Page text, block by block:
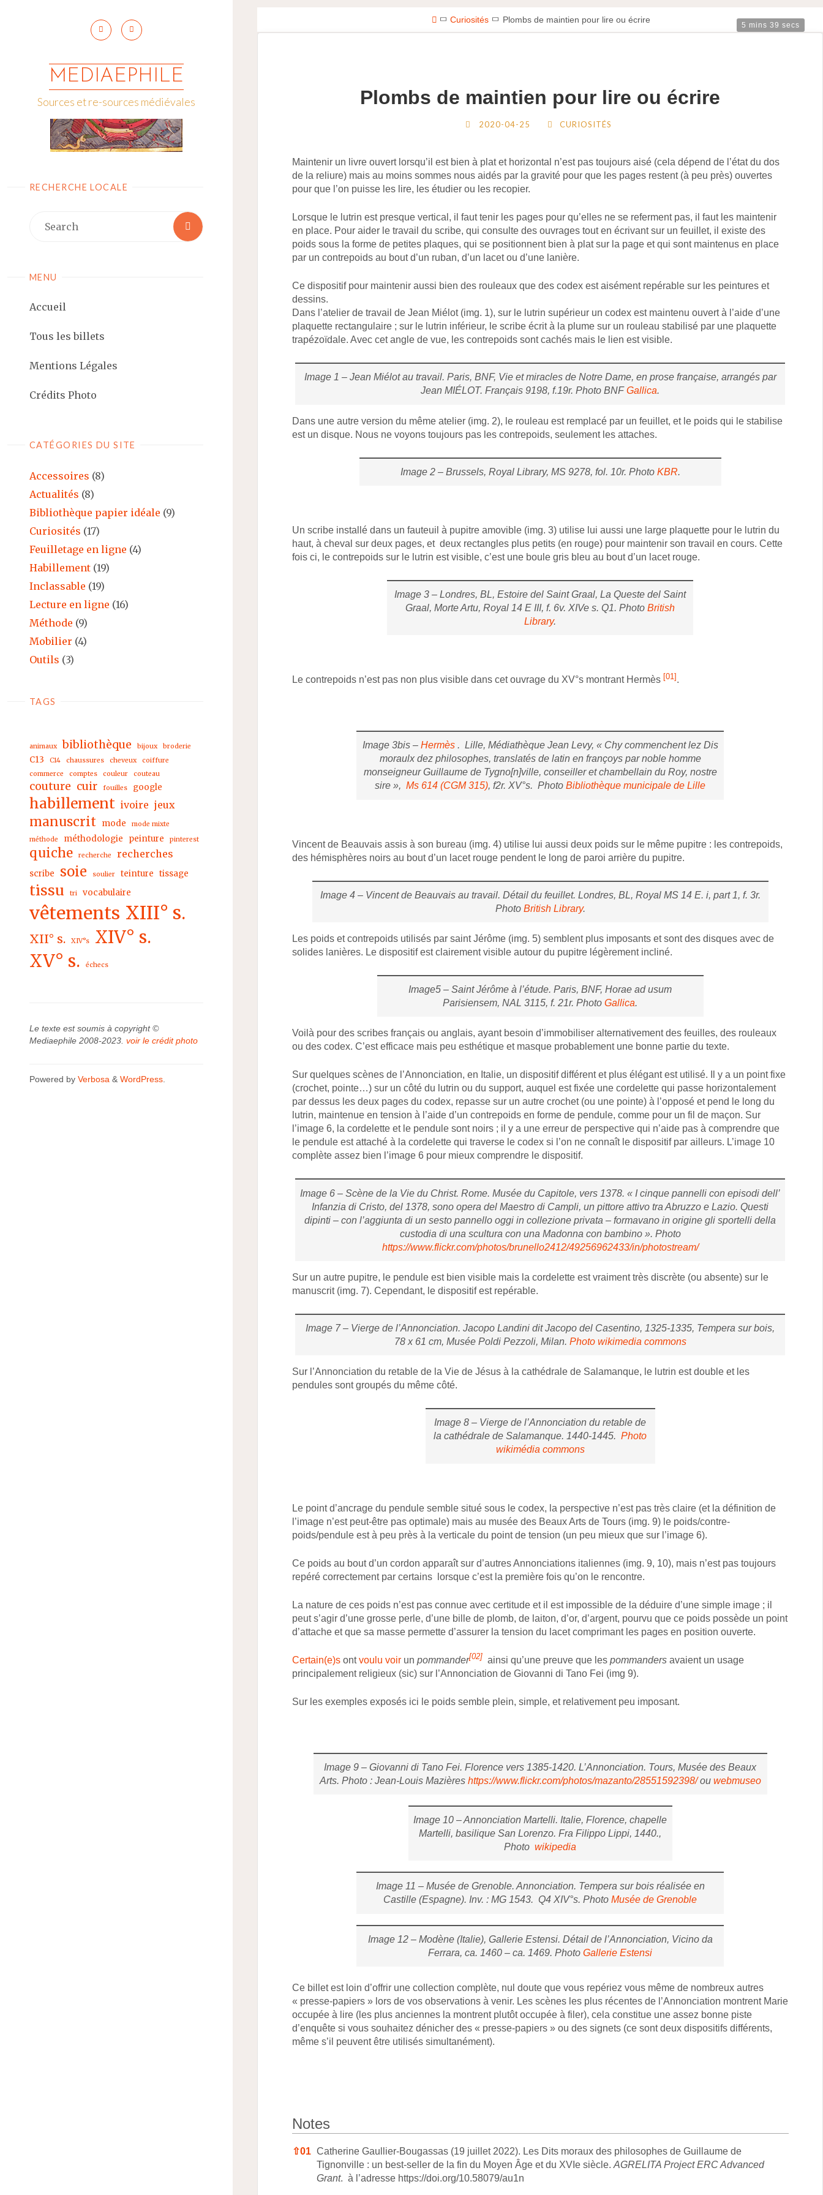
5 mins 39 secs
MEDIAEPHILE
Sources et re-sources médiévales
RECHERCHE LOCALE
for:
Search
MENU
Accueil
Tous les billets
Mentions Légales
Crédits Photo
CATÉGORIES DU SITE
Accessoires (8)
Actualités (8)
Bibliothèque papier idéale (9)
Curiosités (17)
Feuilletage en ligne (4)
Habillement (19)
Inclassable (19)
Lecture en ligne (16)
Méthode (9)
Mobilier (4)
Outils (3)
TAGS
animaux bibliothèque bijoux broderie
C13 C14 chaussures cheveux
coiffure
commerce
comptes couleur couteau
couture cuir fouilles google
habillement ivoire jeux
manuscrit mode
mode mixte
méthode
méthodologie peinture pinterest
quiche recherche recherches
scribe soie soulier teinture tissage
tissu tri vocabulaire
vêtements XIII° s.
XII° s. XIV°s
XIV° s.
XV° s.
échecs
Le texte est soumis à copyright ©
Mediaephile 2008-2023. voir le crédit photo
Powered by Verbosa & WordPress
HomeCuriosités Plombs de maintien pour lire ou écrire
Plombs de maintien pour lire ou écrire
2020-04-25 CURIOSITÉS
Maintenir un livre ouvert lorsqu’il est bien à plat et horizontal n’est pas toujours aisé (cela dépend de l’état du dos
de la reliure) mais au moins sommes nous aidés par la gravité pour que les pages restent (à peu près) ouvertes
pour que l’on puisse les lire, les étudier ou les recopier.
Lorsque le lutrin est presque vertical, il faut tenir les pages pour qu’elles ne se referment pas, il faut les maintenir
en place. Pour aider le travail du scribe, qui consulte des ouvrages tout en écrivant sur un feuillet, il existe des
poids sous la forme de petites plaques, qui se positionnent bien à plat sur la page et qui sont maintenus en place
par un contrepoids au bout d’un ruban, d’un lacet ou d’une lanière.
Ce dispositif pour maintenir aussi bien des rouleaux que des codex est aisément repérable sur les peintures et
dessins.
Dans l’atelier de travail de Jean Miélot (img. 1), sur le lutrin supérieur un codex est maintenu ouvert à l’aide d’une
plaquette rectangulaire ; sur le lutrin inférieur, le scribe écrit à la plume sur un rouleau stabilisé par une plaquette
trapézoïdale. Avec cet angle de vue, les contrepoids sont cachés mais le lien est visible.
Image 1 – Jean Miélot au travail. Paris, BNF, Vie et miracles de Notre Dame, en prose française, arrangés par
Jean MIÉLOT. Français 9198, f.19r. Photo BNFGallica.
Dans une autre version du même atelier (img. 2), le rouleau est remplacé par un feuillet, et le poids qui le stabilise
est un disque. Nous ne voyons toujours pas les contrepoids, seulement les attaches.
Image 2 – Brussels, Royal Library, MS 9278, fol. 10r. Photo KBR.
Un scribe installé dans un fauteuil à pupitre amovible (img. 3) utilise lui aussi une large plaquette pour le lutrin du
haut, à cheval sur deux pages, et deux rectangles plus petits (en rouge) pour maintenir son travail en cours. Cette
fois ci, le contrepoids sur le lutrin est visible, c’est une boule gris bleu au bout d’un lacet rouge.
Image 3 – Londres, BL, Estoire del Saint Graal, La Queste del Saint
Graal, Morte Artu, Royal 14 E III, f. 6v. XIVe s. Q1. Photo British
Library.
Le contrepoids n’est pas non plus visible dans cet ouvrage du XV°s montrant Hermès [01].
Image 3bis –Hermès. Lille, Médiathèque Jean Levy, « Chy commenchent lez Dis
moraulx dez philosophes, translatés de latin en françoys par noble homme
monseigneur Guillaume de Tygno[n]ville, conseiller et chambellain du Roy, nostre
sire »,Ms 614 (CGM 315), f2r. XV°s. PhotoBibliothèque municipale de Lille
Vincent de Beauvais assis à son bureau (img. 4) utilise lui aussi deux poids sur le même pupitre : les contrepoids,
des hémisphères noirs au bout d’un lacet rouge pendent le long de paroi arrière du pupitre.
Image 4 – Vincent de Beauvais au travail. Détail du feuillet. Londres, BL, Royal MS 14 E. i, part 1, f. 3r.
PhotoBritish Library.
Les poids et contrepoids utilisés par saint Jérôme (img. 5) semblent plus imposants et sont des disques avec de
solides lanières. Le dispositif est clairement visible autour du pupitre légèrement incliné.
Image5 – Saint Jérôme à l’étude. Paris, BNF, Horae ad usum
Parisiensem, NAL 3115, f. 21r. PhotoGallica.
Voilà pour des scribes français ou anglais, ayant besoin d’immobiliser alternativement des feuilles, des rouleaux
ou des codex. C’est efficace mais peu esthétique et masque probablement une bonne partie du texte.
Sur quelques scènes de l’Annonciation, en Italie, un dispositif différent et plus élégant est utilisé. Il y a un point fixe
(crochet, pointe…) sur un côté du lutrin ou du support, auquel est fixée une cordelette qui passe horizontalement
par dessus les deux pages du codex, repasse sur un autre crochet (ou une pointe) à l’opposé et pend le long du
lutrin, maintenue en tension à l’aide d’un contrepoids en forme de pendule, comme pour un fil de maçon. Sur
l’image 6, la cordelette et le pendule sont noirs ; il y a une erreur de perspective qui n’aide pas à comprendre que
le pendule est attaché à la cordelette qui traverse le codex si l’on ne connaît le dispositif par ailleurs. L’image 10
complète assez bien l’image 6 pour mieux comprendre le dispositif.
Image 6 – Scène de la Vie du Christ. Rome. Musée du Capitole, vers 1378. « I cinque pannelli con episodi dell’
Infanzia di Cristo, del 1378, sono opera del Maestro di Campli, un pittore attivo tra Abruzzo e Lazio. Questi
dipinti – con l’aggiunta di un sesto pannello oggi in collezione privata – formavano in origine gli sportelli della
custodia di una scultura con una Madonna con bambino ». Photo
https://www.flickr.com/photos/brunello2412/49256962433/in/photostream/
Sur un autre pupitre, le pendule est bien visible mais la cordelette est vraiment très discrète (ou absente) sur le
manuscrit (img. 7). Cependant, le dispositif est repérable.
Image 7 – Vierge de l’Annonciation. Jacopo Landini dit Jacopo del Casentino, 1325-1335, Tempera sur bois,
78 x 61 cm, Musée Poldi Pezzoli, Milan. Photo wikimedia commons
Sur l’Annonciation du retable de la Vie de Jésus à la cathédrale de Salamanque, le lutrin est double et les
pendules sont groupés du même côté.
Image 8 – Vierge de l’Annonciation du retable de
la cathédrale de Salamanque. 1440-1445.Photo
wikimédia commons
Le point d’ancrage du pendule semble situé sous le codex, la perspective n’est pas très claire (et la définition de
l’image n’est peut-être pas optimale) mais au musée des Beaux Arts de Tours (img. 9) le poids/contre-
poids/pendule est à peu près à la verticale du point de tension (un peu mieux que sur l’image 6).
Ce poids au bout d’un cordon apparaît sur d’autres Annonciations italiennes (img. 9, 10), mais n’est pas toujours
repéré correctement par certains lorsque c’est la première fois qu’on le rencontre.
La nature de ces poids n’est pas connue avec certitude et il est impossible de la déduire d’une simple image ; il
peut s’agir d’une grosse perle, d’une bille de plomb, de laiton, d’or, d’argent, pourvu que ce poids possède un point
d’attache et que sa masse permette d’assurer la tension du lacet comprimant les pages en position ouverte.
Certain(e)s ontvoulu voirun pommander[02] ainsi qu’une preuve que les pommanders avaient un usage
principalement religieux (sic) sur l’Annonciation de Giovanni di Tano Fei (img 9).
Sur les exemples exposés ici le poids semble plein, simple, et relativement peu imposant.
Image 9 – Giovanni di Tano Fei. Florence vers 1385-1420. L’Annonciation. Tours, Musée des Beaux
Arts. Photo : Jean-Louis Mazières https://www.flickr.com/photos/mazanto/28551592398/ou webmuseo
Image 10 – Annonciation Martelli. Italie, Florence, chapelle
Martelli, basilique San Lorenzo. Fra Filippo Lippi, 1440.,
Photo wikipedia
Image 11 – Musée de Grenoble. Annonciation. Tempera sur bois réalisée en
Castille (Espagne). Inv. : MG 1543. Q4 XIV°s. PhotoMusée de Grenoble
Image 12 – Modène (Italie), Gallerie Estensi. Détail de l’Annonciation, Vicino da
Ferrara, ca. 1460 – ca. 1469. PhotoGallerie Estensi
Ce billet est loin d’offrir une collection complète, nul doute que vous repériez vous même de nombreux autres
« presse-papiers » lors de vos observations à venir. Les scènes les plus récentes de l’Annonciation montrent Marie
occupée à lire (les plus anciennes la montrent plutôt occupée à filer), cela constitue une assez bonne piste
d’enquête si vous souhaitez dénicher des « presse-papiers » ou des signets (ce sont deux dispositifs différents,
même s’il peuvent être utilisés simultanément).
Notes
Notes
⇧01 Catherine Gaullier-Bougassas (19 juillet 2022). Les Dits moraux des philosophes de Guillaume de
Tignonville : un best-seller de la fin du Moyen Âge et du XVIe siècle. AGRELITA Project ERC Advanced
Grant. à l’adresse https://doi.org/10.58079/au1n